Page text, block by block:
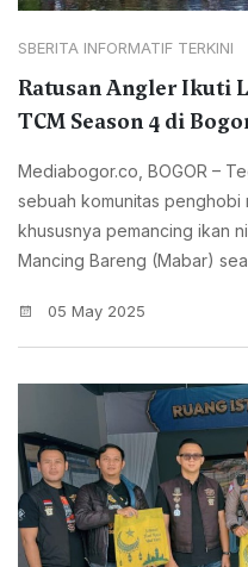
SBERITA INFORMATIF TERKINI
Ratusan Angler Ikuti
TCM Season 4 di
Mediabogor.co, BOGOR –
sebuah komunitas penghobi
khususnya pemancing ikan
Mancing Bareng (Mabar)
05 May 2025